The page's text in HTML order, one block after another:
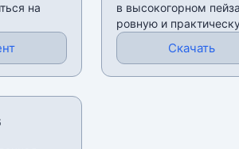
на
в высокогорном
ровную и
Скачать